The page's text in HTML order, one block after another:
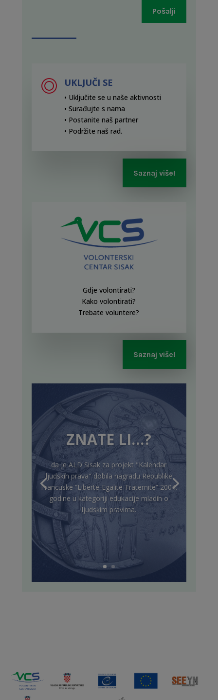
Pošalji
UKLJUČI SE
• Uključite se u naše aktivnosti
• Surađujte s nama
• Postanite naš partner
• Podržite naš rad.
Saznaj više!
Gdje volontirati?
Kako volontirati?
Trebate voluntere?
Saznaj više!
ZNATE LI…?
da je ALD Sisak za projekt "Kalendar
ljudskih prava" dobila nagradu Republike
Francuske “Liberte-Egalite-Fraternite” 2004.
godine u kategoriji edukacije mladih o
ljudskim pravima.